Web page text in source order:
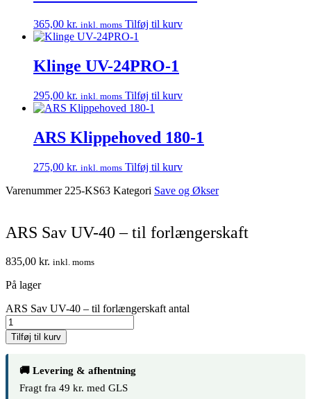
365,00 kr. inkl. moms Tilføj til kurv
Klinge UV-24PRO-1
295,00 kr. inkl. moms Tilføj til kurv
ARS Klippehoved 180-1
275,00 kr. inkl. moms Tilføj til kurv
Varenummer 225-KS63 Kategori Save og Økser
ARS Sav UV-40 – til forlængerskaft
835,00 kr. inkl. moms
På lager
ARS Sav UV-40 – til forlængerskaft antal
Tilføj til kurv
🚚 Levering & afhentning
Fragt fra 49 kr. med GLS